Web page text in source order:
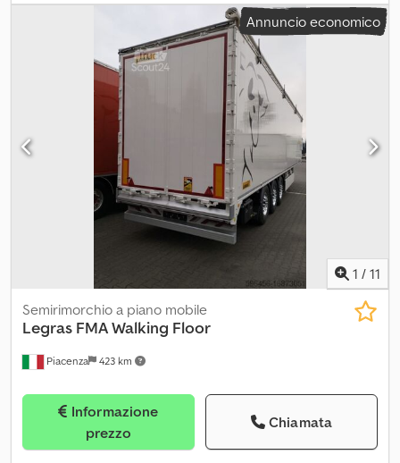
assi, prossima ispezione (TÜV):02/2026, colore:verde, tipo di
, classe di emissione:Euro 6,
aria condizionata, MAN 33.500 TGS 6x4
Immatricolazione: 04/2017 * Cambio automatico * Peso a vuoto:
9.725 kg * Interasse: 3.250 mm Dsdpfsy E U Iajx Acyokr *
Omologazione tedesca Visione possibile in qualsiasi momento
durante i nostri orari di apertura, test drive previo appuntamento!
Per le vendite all’esportazione viene trattenuto un deposito, che
sarà rimborsato dopo il ricevimento della conferma di consegna. I
loghi aziendali o pubblicitari presenti sui veicoli possono essere
stati ritoccati digitalmente nelle foto. Nessuna garanzia viene
fornita sul funzionamento degli optional. Tutte le informazioni
sono fornite senza garanzia – salvo errori, cambiamenti, refusi e
vendita intermedia. Le descrizioni dei veicoli non costituiscono
caratteristiche garantite. Facciamo riferimento alle nostre
condizioni generali di vendita ed invitiamo a prenderne visione.
Annuncio economico
1 / 11
Piacenza 423 km
Semirimorchio a piano mobile
Legras FMA Walking Floor
prezzo
Chiamata